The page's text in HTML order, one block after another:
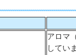
アロマ
してい